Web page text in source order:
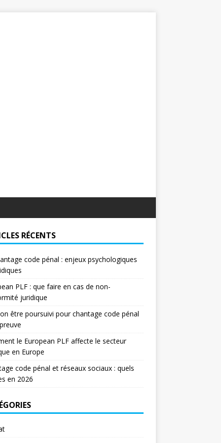
RÉCENTS
code pénal : enjeux psychologiques
PLF : que faire en cas de non-
juridique
être poursuivi pour chantage code pénal
le European PLF affecte le secteur
en Europe
code pénal et réseaux sociaux : quels
en 2026